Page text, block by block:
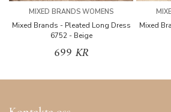
MIXED BRANDS WOMENS
Mixed Brands - Pleated Long Dress
6752 - Beige
699 KR
Mixed